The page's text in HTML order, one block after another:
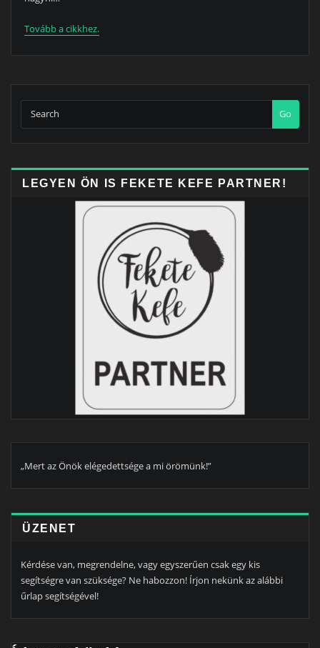
Tovább a cikkhez.
Go
LEGYEN ÖN IS FEKETE KEFE PARTNER!
„Mert az Önök elégedettsége a mi örömünk!”
ÜZENET
Kérdése van, megrendelne, vagy egyszerűen csak egy kis
segítségre van szüksége? Ne habozzon! Írjon nekünk az alábbi
űrlap segítségével!